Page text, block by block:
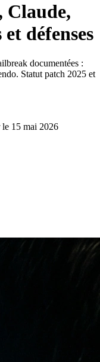
Claude,
défenses
documentées :
Statut patch 2025 et
le 15 mai 2026